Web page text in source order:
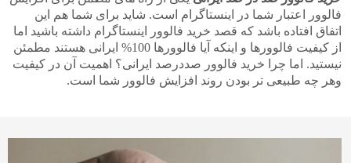
فالوور اعتبار شما در اینستاگرام است. شاید برای شما هم این
اتفاق افتاده باشد که قصد خرید فالوور اینستاگرام داشته باشید اما
از کیفیت فالوورها و اینکه آیا فالوورها 100% ایرانی هستند مطمئن
نیستید. اما چرا خرید فالوور صددرصد ایرانی؟ اهمیت آن در کیفیت
وهر چه طبیعی تر بودن روند افزایش فالوور شما است.